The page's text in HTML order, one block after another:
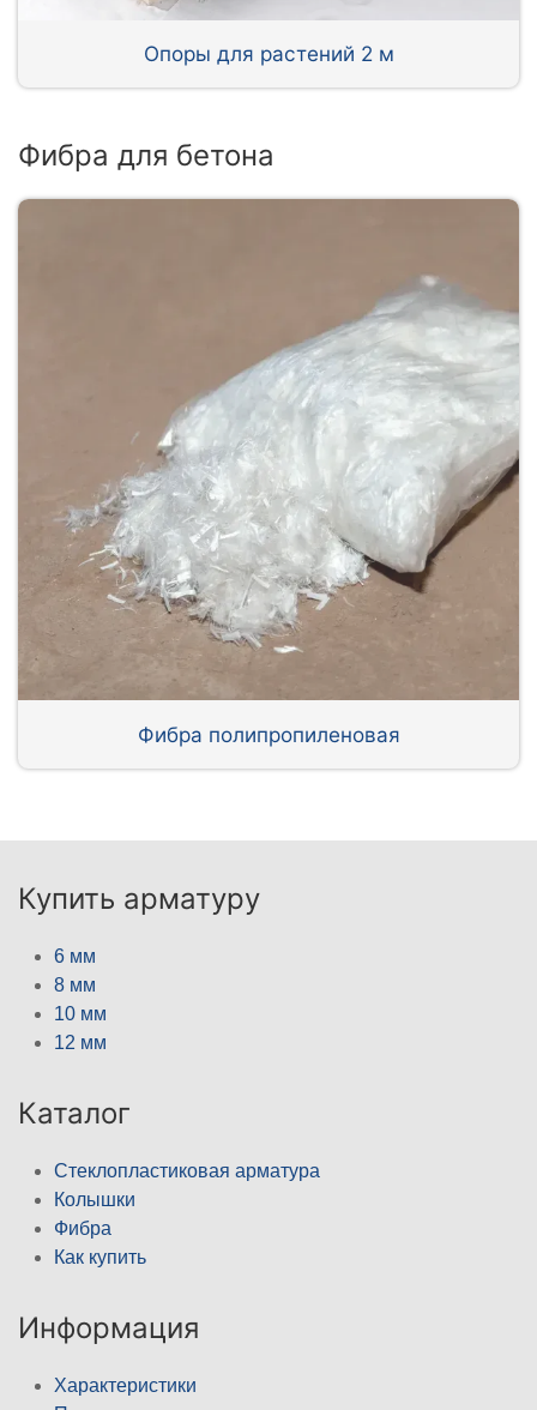
Опоры для растений 2 м
Фибра для бетона
Фибра полипропиленовая
Купить арматуру
6 мм
8 мм
10 мм
12 мм
Каталог
Стеклопластиковая арматура
Колышки
Фибра
Как купить
Информация
Характеристики